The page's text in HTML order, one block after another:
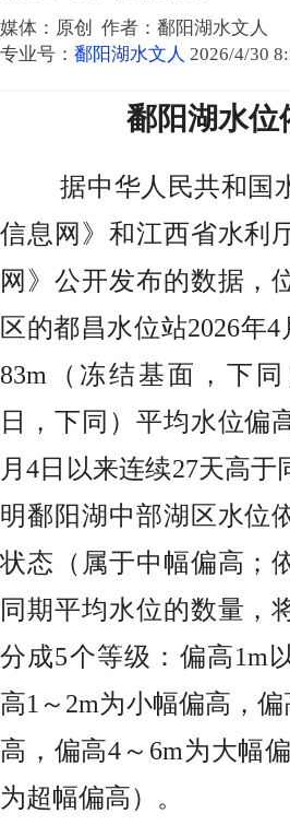
媒体：原创 作者：鄱阳湖水文人
专业号： 鄱阳湖水文人 2026/4/30
鄱阳湖水位
据中华人民共和国
信息网》和江西省水利
网》公开发布的数据，
区的都昌水位站2026年
83m（冻结基面，下
日，下同）平均水位偏
月4日以来连续27天高
明鄱阳湖中部湖区水位
状态（属于中幅偏高；
同期平均水位的数量，
分成5个等级：偏高1m
高1～2m为小幅偏高，
高，偏高4～6m为大幅
为超幅偏高）。